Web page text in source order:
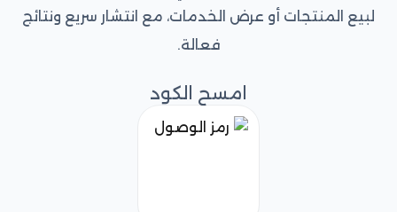
لبيع المنتجات أو عرض الخدمات، مع انتشار سريع ونتائج
فعالة.
امسح الكود